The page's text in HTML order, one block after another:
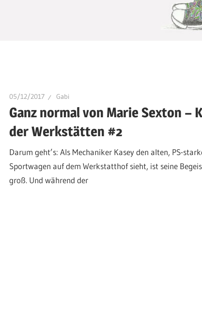
05/12/2017 Gabi
Ganz normal von Marie Sexton –
der Werkstätten #2
Darum geht’s: Als Mechaniker Kasey den alten, PS-
Sportwagen auf dem Werkstatthof sieht, ist seine
groß. Und während der